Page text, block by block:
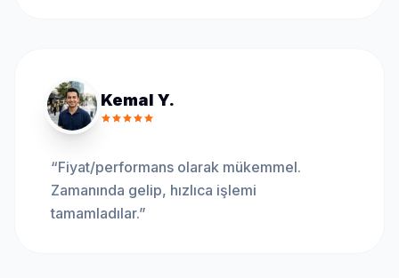
Kemal Y.
“Fiyat/performans olarak mükemmel.
Zamanında gelip, hızlıca işlemi
tamamladılar.”